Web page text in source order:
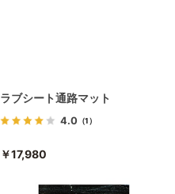
ラブシート通路マット
4.0 （1）
￥17,980